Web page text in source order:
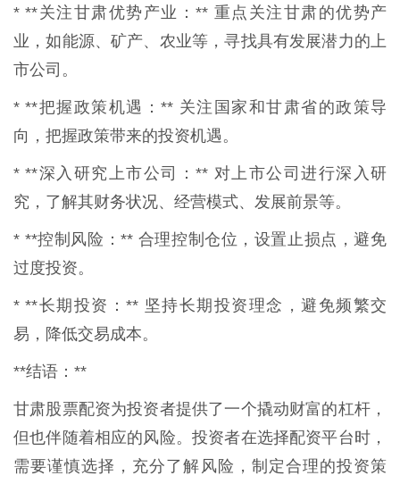
* **关注甘肃优势产业：** 重点关注甘肃的优势产
业，如能源、矿产、农业等，寻找具有发展潜力的上
市公司。
* **把握政策机遇：** 关注国家和甘肃省的政策导
向，把握政策带来的投资机遇。
* **深入研究上市公司：** 对上市公司进行深入研
究，了解其财务状况、经营模式、发展前景等。
* **控制风险：** 合理控制仓位，设置止损点，避免
过度投资。
* **长期投资：** 坚持长期投资理念，避免频繁交
易，降低交易成本。
**结语：**
甘肃股票配资为投资者提供了一个撬动财富的杠杆，
但也伴随着相应的风险。投资者在选择配资平台时，
需要谨慎选择，充分了解风险，制定合理的投资策